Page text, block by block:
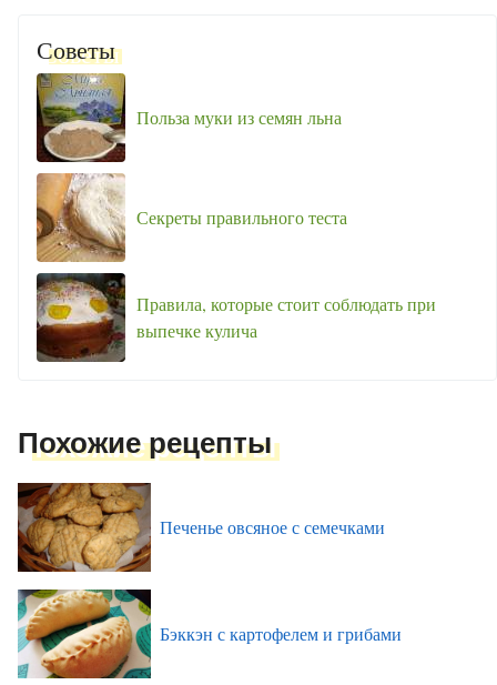
Советы
Польза муки из семян льна
Секреты правильного теста
Правила, которые стоит соблюдать при
выпечке кулича
Похожие рецепты
Печенье овсяное с семечками
Бэккэн с картофелем и грибами